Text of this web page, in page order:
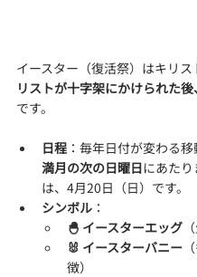
イースター（復活祭）はキリス
リストが十字架にかけられた
です。
日程 ：毎年日付が変わる移
満月の次の日曜日にあた
は、4月20日（日）です。
シンボル ：
🐣 イースターエッグ
🐰 イースターバニー
徴）